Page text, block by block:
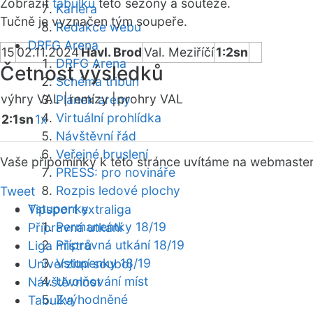
Kariéra
Redakce webu
DRFG Arena
DRFG Arena
Schéma tribun
Plánek areny
Virtuální prohlídka
Návštěvní řád
Veřejné bruslení
PRESS: pro novináře
Rozpis ledové plochy
Vstupenky
Permanentky 18/19
Přípravná utkání 18/19
Vstupenky 18/19
Uvolňování míst
Zvýhodněné
Zobrazit tabulku této sezóny a soutěže.
Tučně je vyznačen tým soupeře.
1502.11.2024Havl. BrodVal. Meziříčí1:2sn
Četnost výsledků
výhry VAL |remízy |prohry VAL
2:1sn1x
Vaše připomínky k této stránce uvítáme na webmaster
Tweet
Tipsport extraliga
Přípravná utkání
Liga mistrů
Univerzitní souboj
Návštěvnost
Tabulka